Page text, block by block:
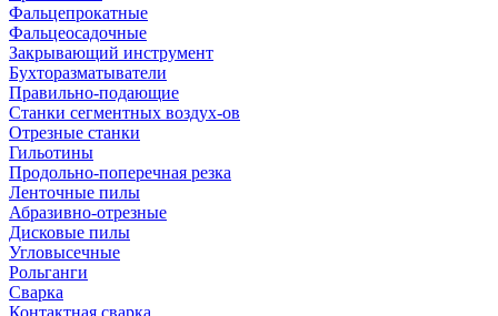
Фальцепрокатные
Фальцеосадочные
Закрывающий инструмент
Бухторазматыватели
Правильно-подающие
Станки сегментных воздух-ов
Отрезные станки
Гильотины
Продольно-поперечная резка
Ленточные пилы
Абразивно-отрезные
Дисковые пилы
Угловысечные
Рольганги
Сварка
Контактная сварка